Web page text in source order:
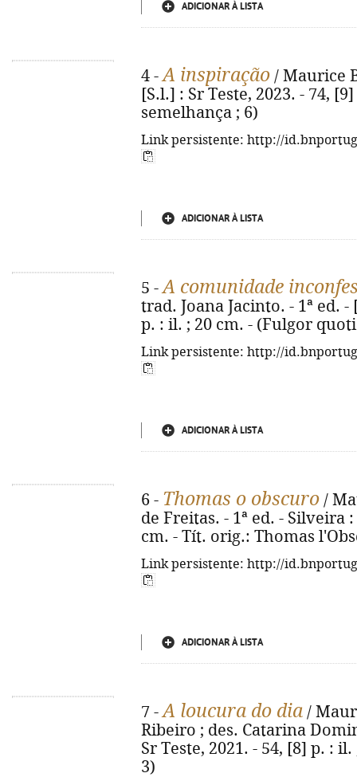
ADICIONAR À LISTA
4 -A inspiração / Maurice
[S.l.] : Sr Teste, 2023. - 74,
semelhança ; 6)
Link persistente: http://
ADICIONAR À LISTA
5 -A comunidade
trad. Joana Jacinto. - 1ª ed. -
p. : il. ; 20 cm. - (Fulgor
Link persistente: http://
ADICIONAR À LISTA
6 - Thomas o obscuro /
de Freitas. - 1ª ed. - Silveira
cm. - Tít. orig.: Thomas
Link persistente: http://
ADICIONAR À LISTA
7 -A loucura do dia /
Ribeiro ; des. Catarina
Sr Teste, 2021. - 54, [8] p. :
3)